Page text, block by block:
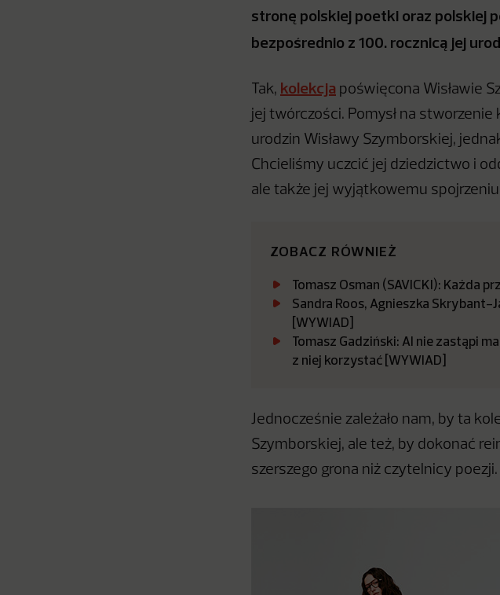
stronę polskiej poetki oraz polskiej
bezpośrednio z 100. rocznicą jej
Tak, kolekcja poświęcona Wisławie
jej twórczości. Pomysł na stworzenie
urodzin Wisławy Szymborskiej,
Chcieliśmy uczcić jej dziedzictwo i
ale także jej wyjątkowemu
ZOBACZ RÓWNIEŻ
Tomasz Osman (SAVICKI): Każda
Sandra Roos, Agnieszka Skrybant-
[WYWIAD]
Tomasz Gadziński: AI nie zastąpi
z niej korzystać [WYWIAD]
Jednocześnie zależało nam, by ta
Szymborskiej, ale też, by dokonać
szerszego grona niż czytelnicy poezji.